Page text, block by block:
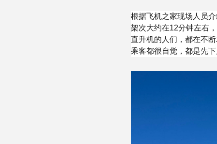
根据飞机之家现场人员
架次大约在12分钟左右
直升机的人们，都在不
乘客都很自觉，都是先